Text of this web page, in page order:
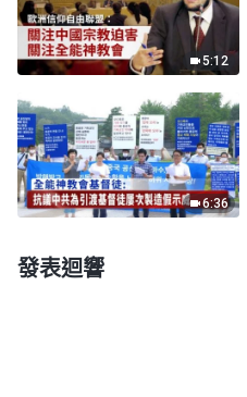
5:12
6:36
發表迴響